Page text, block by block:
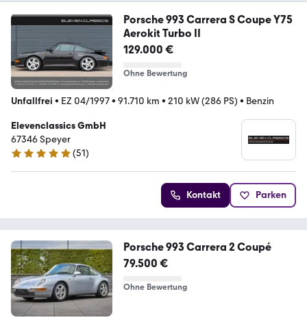
Porsche 993 Carrera S Coupe Y75
Aerokit Turbo II
129.000 €
Ohne Bewertung
Unfallfrei • EZ 04/1997• 91.710 km • 210 kW (286 PS) • Benzin
Elevenclassics GmbH
67346 Speyer
4.9 Sterne
(51)
Kontakt Parken
Porsche 993 Carrera 2 Coupé
79.500 €
Ohne Bewertung